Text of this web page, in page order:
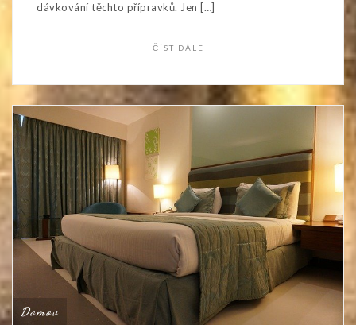
dávkování těchto přípravků. Jen […]
ČÍST DÁLE
Domov